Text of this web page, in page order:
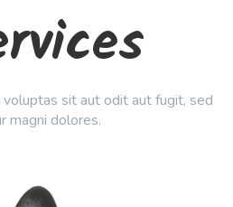
sit aut odit aut fugit, sed
magni dolores.